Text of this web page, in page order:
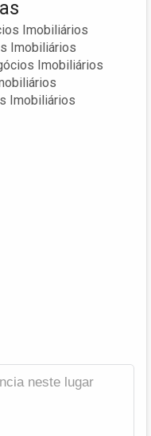
Imobiliários
Imobiliários
Imobiliários
Imobiliários